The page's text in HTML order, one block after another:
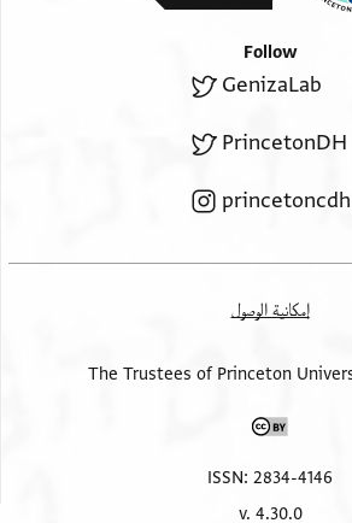
Follow
GenizaLab
PrincetonDH
princetoncdh
إمكانية الوصول
ISSN: 2834-4146
v. 4.30.0